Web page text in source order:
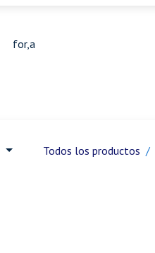
Todos los productos